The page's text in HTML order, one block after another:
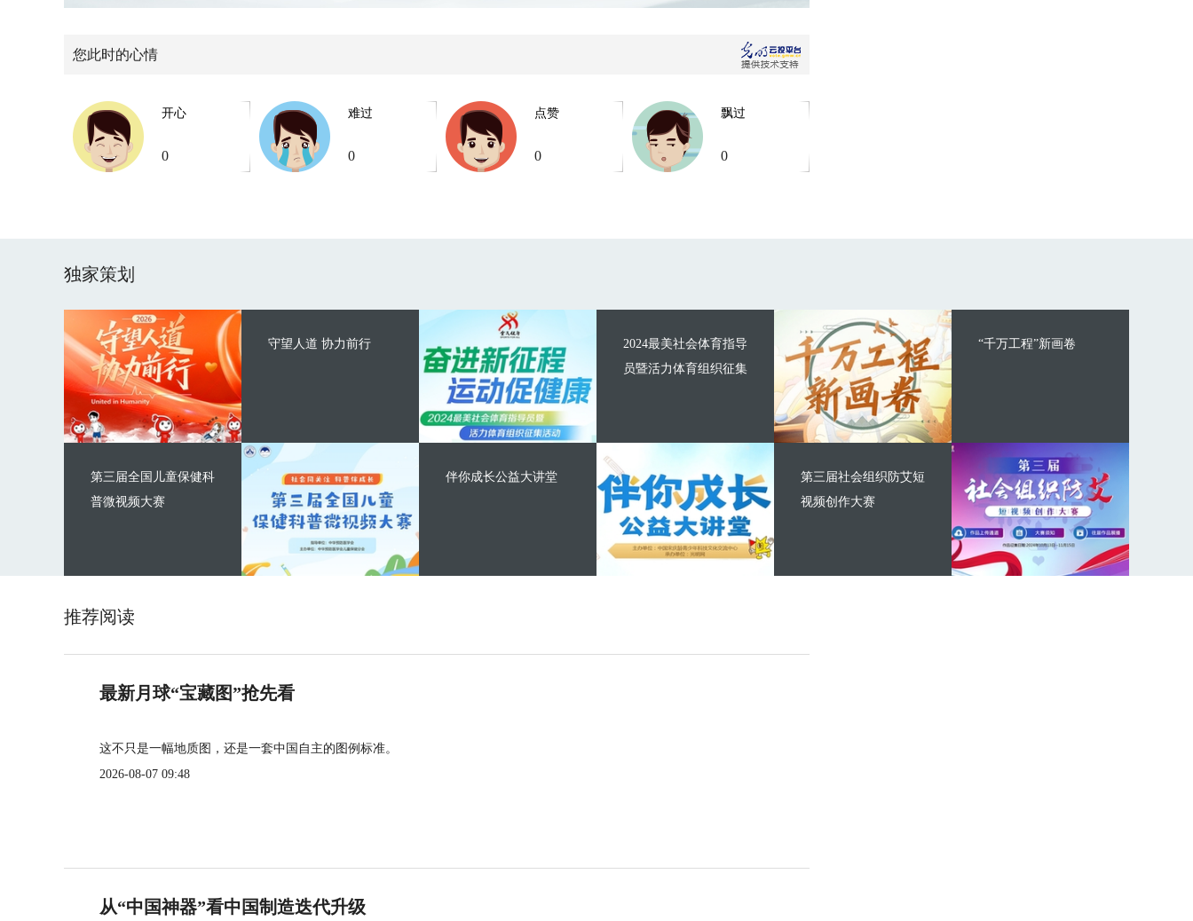
您此时的心情
开心
0
难过
0
点赞
0
飘过
0
独家策划
守望人道 协力前行
第三届全国儿童保健科
普微视频大赛
2024最美社会体育指导
员暨活力体育组织征集
伴你成长公益大讲堂
“千万工程”新画卷
第三届社会组织防艾短
视频创作大赛
推荐阅读
最新月球“宝藏图”抢先看
这不只是一幅地质图，还是一套中国自主的图例标准。
2026-08-07 09:48
从“中国神器”看中国制造迭代升级